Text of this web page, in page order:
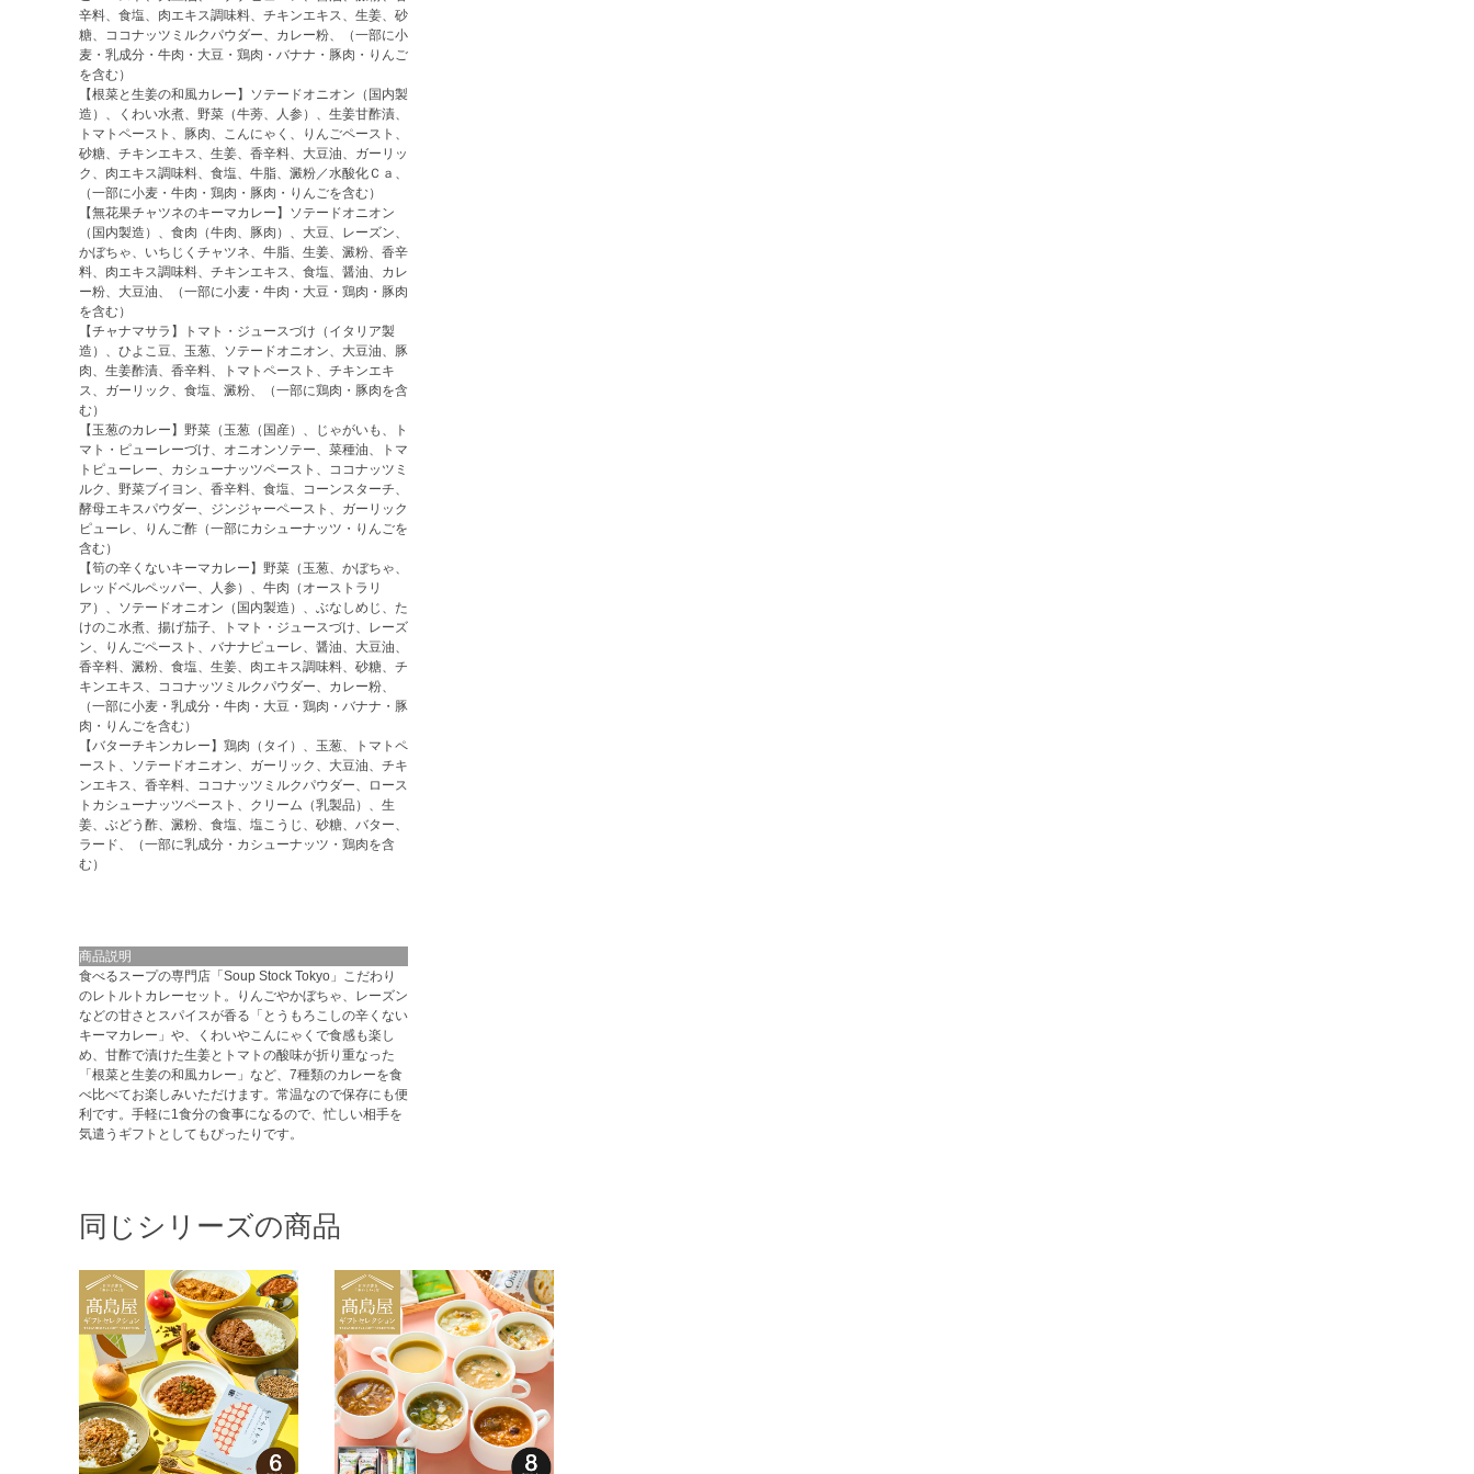
辛料、食塩、肉エキス調味料、チキンエキス、生姜、砂
糖、ココナッツミルクパウダー、カレー粉、（一部に小
麦・乳成分・牛肉・大豆・鶏肉・バナナ・豚肉・りんご
を含む）
【根菜と生姜の和風カレー】ソテードオニオン（国内製
造）、くわい水煮、野菜（牛蒡、人参）、生姜甘酢漬、
トマトペースト、豚肉、こんにゃく、りんごペースト、
砂糖、チキンエキス、生姜、香辛料、大豆油、ガーリッ
ク、肉エキス調味料、食塩、牛脂、澱粉／水酸化Ｃａ、
（一部に小麦・牛肉・鶏肉・豚肉・りんごを含む）
【無花果チャツネのキーマカレー】ソテードオニオン
（国内製造）、食肉（牛肉、豚肉）、大豆、レーズン、
かぼちゃ、いちじくチャツネ、牛脂、生姜、澱粉、香辛
料、肉エキス調味料、チキンエキス、食塩、醤油、カレ
ー粉、大豆油、（一部に小麦・牛肉・大豆・鶏肉・豚肉
を含む）
【チャナマサラ】トマト・ジュースづけ（イタリア製
造）、ひよこ豆、玉葱、ソテードオニオン、大豆油、豚
肉、生姜酢漬、香辛料、トマトペースト、チキンエキ
ス、ガーリック、食塩、澱粉、（一部に鶏肉・豚肉を含
む）
【玉葱のカレー】野菜（玉葱（国産）、じゃがいも、ト
マト・ピューレーづけ、オニオンソテー、菜種油、トマ
トピューレー、カシューナッツペースト、ココナッツミ
ルク、野菜ブイヨン、香辛料、食塩、コーンスターチ、
酵母エキスパウダー、ジンジャーペースト、ガーリック
ピューレ、りんご酢（一部にカシューナッツ・りんごを
含む）
【筍の辛くないキーマカレー】野菜（玉葱、かぼちゃ、
レッドベルペッパー、人参）、牛肉（オーストラリ
ア）、ソテードオニオン（国内製造）、ぶなしめじ、た
けのこ水煮、揚げ茄子、トマト・ジュースづけ、レーズ
ン、りんごペースト、バナナピューレ、醤油、大豆油、
香辛料、澱粉、食塩、生姜、肉エキス調味料、砂糖、チ
キンエキス、ココナッツミルクパウダー、カレー粉、
（一部に小麦・乳成分・牛肉・大豆・鶏肉・バナナ・豚
肉・りんごを含む）
【バターチキンカレー】鶏肉（タイ）、玉葱、トマトペ
ースト、ソテードオニオン、ガーリック、大豆油、チキ
ンエキス、香辛料、ココナッツミルクパウダー、ロース
トカシューナッツペースト、クリーム（乳製品）、生
姜、ぶどう酢、澱粉、食塩、塩こうじ、砂糖、バター、
ラード、（一部に乳成分・カシューナッツ・鶏肉を含
む）
商品説明
食べるスープの専門店「Soup Stock Tokyo」こだわり
のレトルトカレーセット。りんごやかぼちゃ、レーズン
などの甘さとスパイスが香る「とうもろこしの辛くない
キーマカレー」や、くわいやこんにゃくで食感も楽し
め、甘酢で漬けた生姜とトマトの酸味が折り重なった
「根菜と生姜の和風カレー」など、7種類のカレーを食
べ比べてお楽しみいただけます。常温なので保存にも便
利です。手軽に1食分の食事になるので、忙しい相手を
気遣うギフトとしてもぴったりです。
同じシリーズの商品